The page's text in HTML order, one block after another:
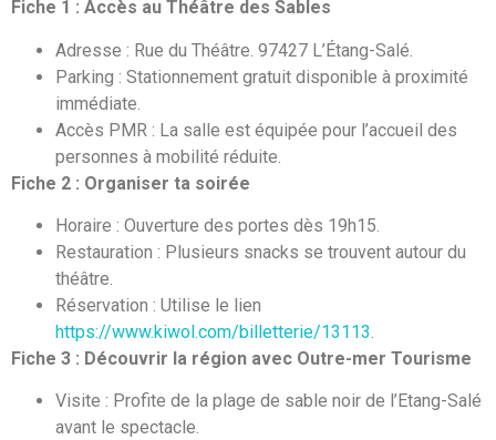
Fiche 1 : Accès au Théâtre des Sables
Adresse : Rue du Théâtre. 97427 L’Étang-Salé.
Parking : Stationnement gratuit disponible à proximité
immédiate.
Accès PMR : La salle est équipée pour l’accueil des
personnes à mobilité réduite.
Fiche 2 : Organiser ta soirée
Horaire : Ouverture des portes dès 19h15.
Restauration : Plusieurs snacks se trouvent autour du
théâtre.
Réservation : Utilise le lien
https://www.kiwol.com/billetterie/13113.
Fiche 3 : Découvrir la région avec Outre-mer Tourisme
Visite : Profite de la plage de sable noir de l’Etang-Salé
avant le spectacle.